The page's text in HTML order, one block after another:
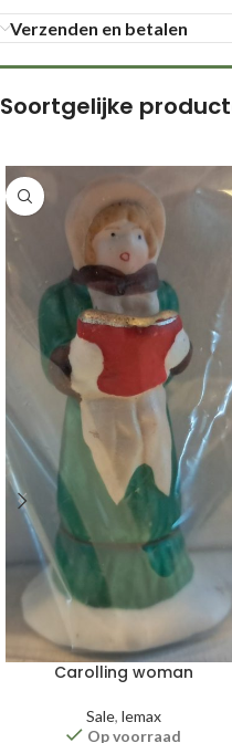
Verzenden en betalen
Soortgelijke
Carolling woman
Sale, lemax
Op voorraad